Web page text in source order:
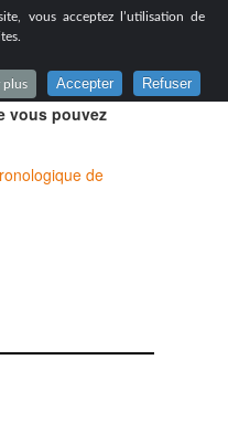
vous acceptez l’utilisation de
plus Accepter Refuser
vous pouvez
de